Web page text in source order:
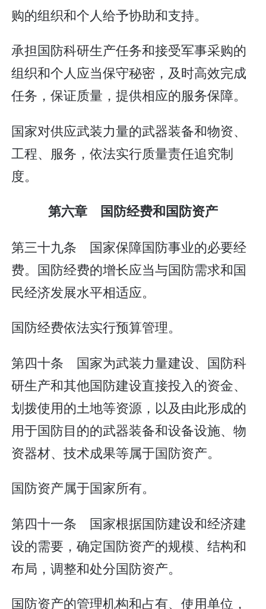
购的组织和个人给予协助和支持。
承担国防科研生产任务和接受军事采购的
组织和个人应当保守秘密，及时高效完成
任务，保证质量，提供相应的服务保障。
国家对供应武装力量的武器装备和物资、
工程、服务，依法实行质量责任追究制
度。
第六章 国防经费和国防资产
第三十九条 国家保障国防事业的必要经
费。国防经费的增长应当与国防需求和国
民经济发展水平相适应。
国防经费依法实行预算管理。
第四十条 国家为武装力量建设、国防科
研生产和其他国防建设直接投入的资金、
划拨使用的土地等资源，以及由此形成的
用于国防目的的武器装备和设备设施、物
资器材、技术成果等属于国防资产。
国防资产属于国家所有。
第四十一条 国家根据国防建设和经济建
设的需要，确定国防资产的规模、结构和
布局，调整和处分国防资产。
国防资产的管理机构和占有、使用单位，